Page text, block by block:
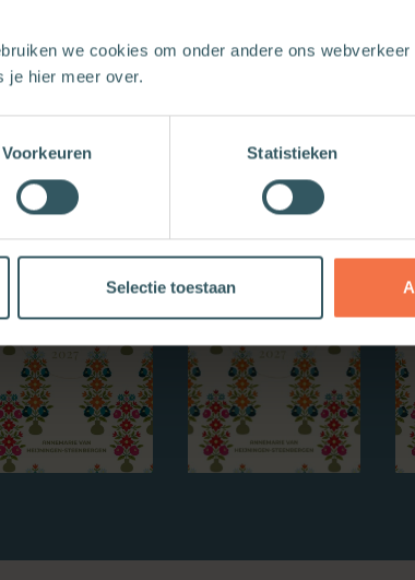
we cookies om onder andere ons webverkeer
je hier meer over.
Voorkeuren Statistieken
Selectie toestaan
Nieuwe boeken